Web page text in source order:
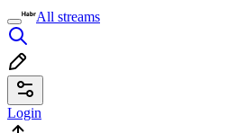
All streams
Login